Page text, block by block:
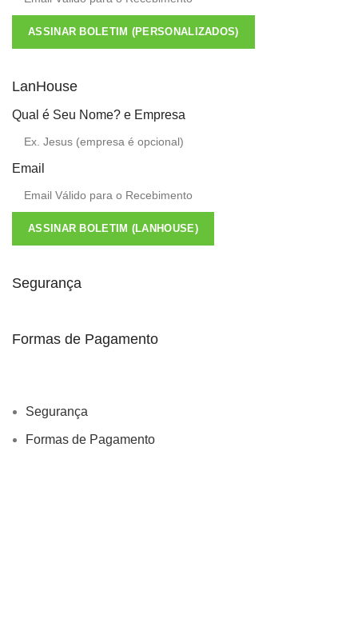
ASSINAR BOLETIM (PERSONALIZADOS)
LanHouse
Qual é Seu Nome? e Empresa
Email
ASSINAR BOLETIM (LANHOUSE)
Segurança
Formas de Pagamento
Segurança
Formas de Pagamento